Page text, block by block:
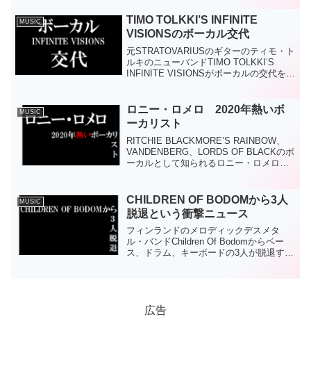
ィレ・マルヤ（LAPKO）ギター：J...
MUSIC
TIMO TOLKKI’S INFINITE
VISIONSのボーカル交代
元STRATOVARIUSのギターのティモ・ト
ルキのニューバンドTIMO TOLKKI’S
INFINITE VISIONSがボーカルの交代を発
まだライブもしていないし...
MUSIC
ロニー・ロメロ 2020年熱いボ
ーカリスト
RITCHIE BLACKMORE’S RAINBOW、
VANDENBERG、LORDS OF BLACKのボ
ーカルとして知られるロニー・ロメロ
たで大忙しな...
MUSIC
CHILDREN OF BODOMから3人
脱退という衝撃ニュース
フィンランドのメロディックデスメタ
ル・バンドChildren Of Bodomからベー
ス、ドラム、キーボードの3人が脱退する
広告